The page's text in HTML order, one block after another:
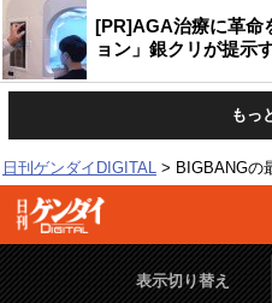
[PR]AGA治療に革命
ョン」銀クリが提示
もっ
日刊ゲンダイDIGITAL BIGBANGの
表示切り替え